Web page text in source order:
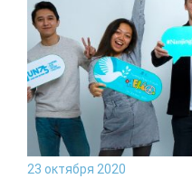
23 октября 2020